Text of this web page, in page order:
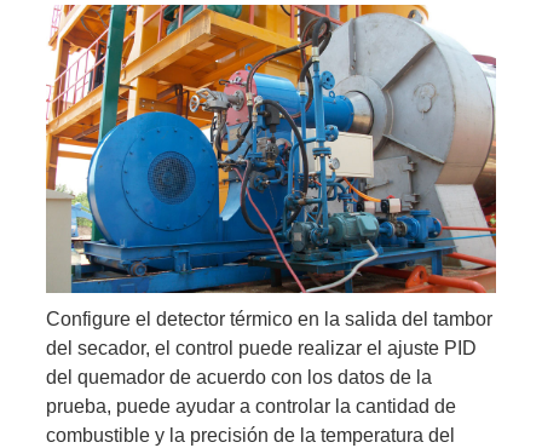
Configure el detector térmico en la salida del tambor
del secador, el control puede realizar el ajuste PID
del quemador de acuerdo con los datos de la
prueba, puede ayudar a controlar la cantidad de
combustible y la precisión de la temperatura del